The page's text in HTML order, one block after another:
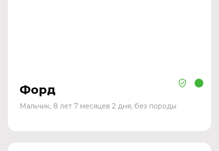
Форд
Мальчик, 8 лет 7 месяцев 2 дня, без породы